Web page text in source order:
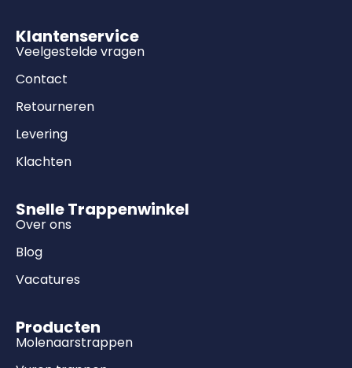
Klantenservice
Veelgestelde vragen
Contact
Retourneren
Levering
Klachten
Snelle Trappenwinkel
Over ons
Blog
Vacatures
Producten
Molenaarstrappen